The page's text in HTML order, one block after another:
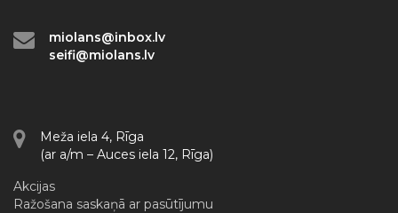
miolans@inbox.lv
seifi@miolans.lv
Meža iela 4, Rīga
(ar a/m – Auces iela 12, Rīga)
Akcijas
Ražošana saskaņā ar pasūtījumu